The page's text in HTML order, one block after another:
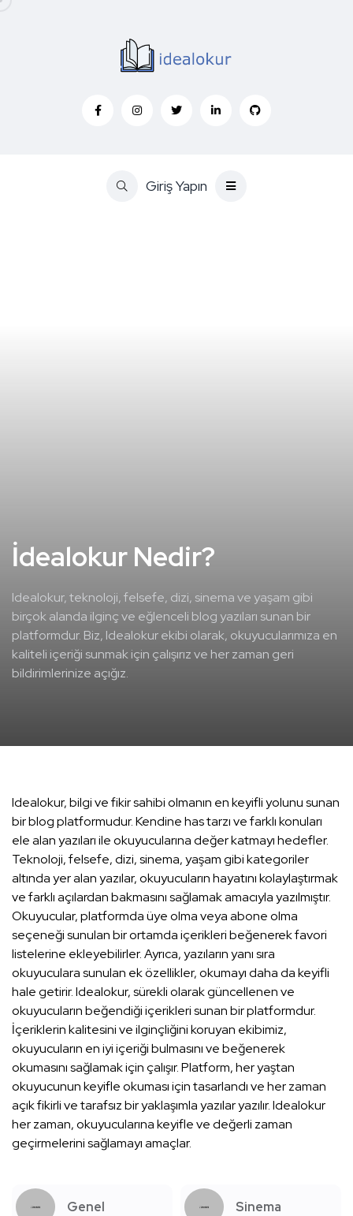
Giriş Yapın
İdealokur Nedir?
Idealokur, teknoloji, felsefe, dizi, sinema ve yaşam gibi
birçok alanda ilginç ve eğlenceli blog yazıları sunan bir
platformdur. Biz, Idealokur ekibi olarak, okuyucularımıza en
kaliteli içeriği sunmak için çalışırız ve her zaman geri
bildirimlerinize açığız.
Idealokur, bilgi ve fikir sahibi olmanın en keyifli yolunu sunan
bir blog platformudur. Kendine has tarzı ve farklı konuları
ele alan yazıları ile okuyucularına değer katmayı hedefler.
Teknoloji, felsefe, dizi, sinema, yaşam gibi kategoriler
altında yer alan yazılar, okuyucuların hayatını kolaylaştırmak
ve farklı açılardan bakmasını sağlamak amacıyla yazılmıştır.
Okuyucular, platformda üye olma veya abone olma
seçeneği sunulan bir ortamda içerikleri beğenerek favori
listelerine ekleyebilirler. Ayrıca, yazıların yanı sıra
okuyuculara sunulan ek özellikler, okumayı daha da keyifli
hale getirir. Idealokur, sürekli olarak güncellenen ve
okuyucuların beğendiği içerikleri sunan bir platformdur.
İçeriklerin kalitesini ve ilginçliğini koruyan ekibimiz,
okuyucuların en iyi içeriği bulmasını ve beğenerek
okumasını sağlamak için çalışır. Platform, her yaştan
okuyucunun keyifle okuması için tasarlandı ve her zaman
açık fikirli ve tarafsız bir yaklaşımla yazılar yazılır. Idealokur
her zaman, okuyucularına keyifle ve değerli zaman
geçirmelerini sağlamayı amaçlar.
Genel Sinema